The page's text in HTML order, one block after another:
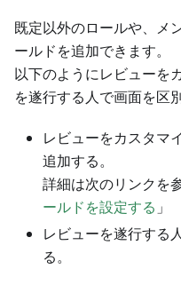
既定以外のロールや、メ
ールドを追加できます。
以下のようにレビューを
を遂行する人で画面を区
レビューをカスタマ
追加する。
詳細は次のリンクを
ールドを設定する 」
レビューを遂行する
る。